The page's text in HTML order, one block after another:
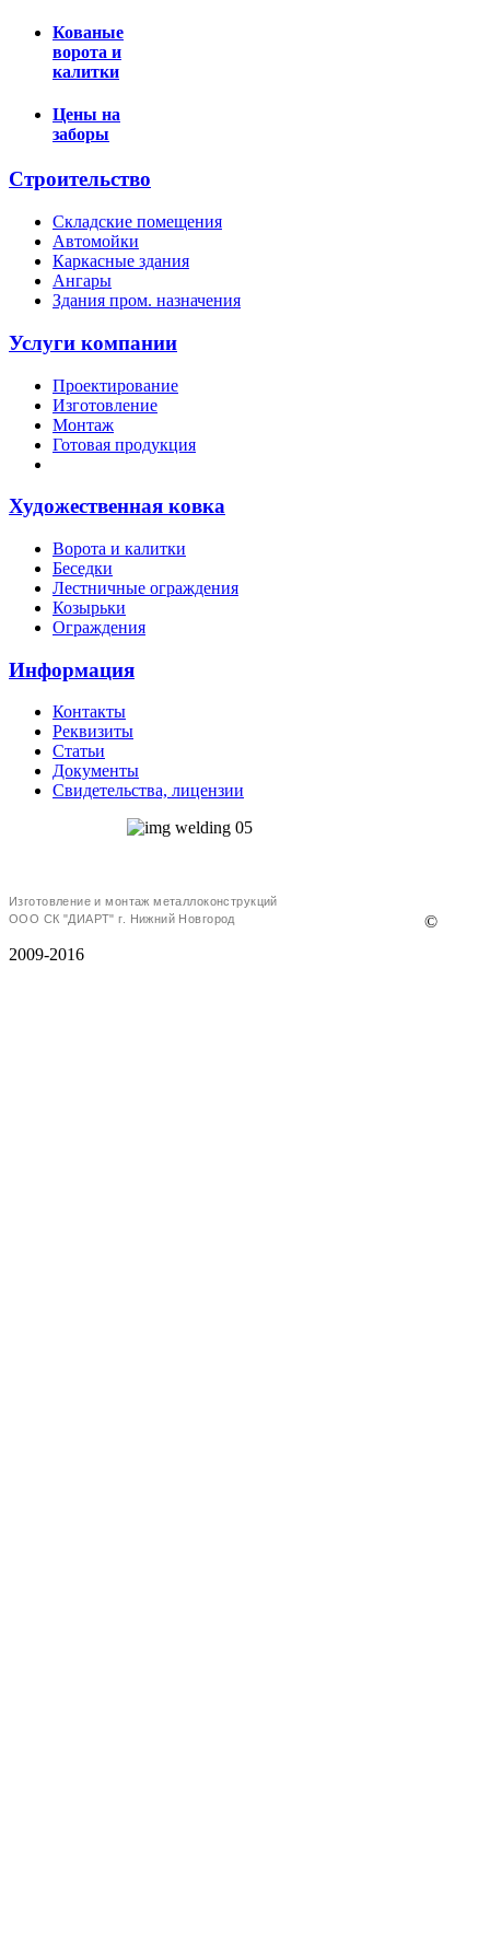
Кованые
ворота и
калитки
Цены на
заборы
Строительство
Складские помещения
Автомойки
Каркасные здания
Ангары
Здания пром. назначения
Услуги компании
Проектирование
Изготовление
Монтаж
Готовая продукция
Художественная ковка
Ворота и калитки
Беседки
Лестничные ограждения
Козырьки
Ограждения
Информация
Контакты
Реквизиты
Статьи
Документы
Свидетельства, лицензии
Изготовление и монтаж металлоконструкций
ООО СК "ДИАРТ" г. Нижний Новгород
©
2009-2016